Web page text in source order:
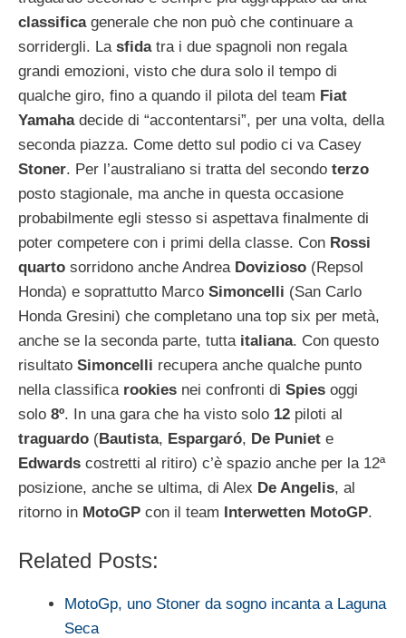
classificagenerale che non può che continuare a
sorridergli. La sfidatra i due spagnoli non regala
grandi emozioni, visto che dura solo il tempo di
qualche giro, fino a quando il pilota del team Fiat
Yamahadecide di “accontentarsi”, per una volta, della
seconda piazza. Come detto sul podio ci va Casey
Stoner. Per l’australiano si tratta del secondo terzo
posto stagionale, ma anche in questa occasione
probabilmente egli stesso si aspettava finalmente di
poter competere con i primi della classe. Con Rossi
quarto sorridono anche Andrea Dovizioso (Repsol
Honda) e soprattutto Marco Simoncelli (San Carlo
Honda Gresini) che completano una top six per metà,
anche se la seconda parte, tutta italiana. Con questo
risultato Simoncelli recupera anche qualche punto
nella classifica rookies nei confronti di Spies oggi
solo 8º. In una gara che ha visto solo 12 piloti al
traguardo (Bautista, Espargaró, De Puniet e
Edwards costretti al ritiro) c’è spazio anche per la 12ª
posizione, anche se ultima, di Alex De Angelis, al
ritorno in MotoGP con il team Interwetten MotoGP.
Related Posts:
MotoGp, uno Stoner da sogno incanta a Laguna
Seca